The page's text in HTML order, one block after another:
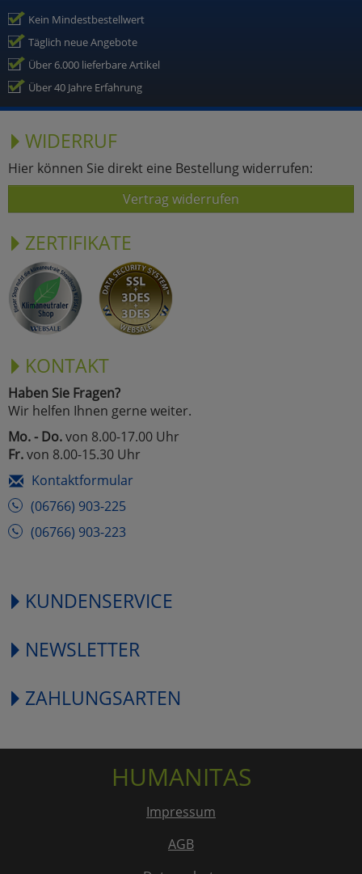
Kein Mindestbestellwert
Täglich neue Angebote
Über 6.000 lieferbare Artikel
Über 40 Jahre Erfahrung
WIDERRUF
Hier können Sie direkt eine Bestellung widerrufen:
Vertrag widerrufen
ZERTIFIKATE
KONTAKT
Haben Sie Fragen?
Wir helfen Ihnen gerne weiter.
Mo. - Do.von 8.00-17.00 Uhr
Fr.von 8.00-15.30 Uhr
Kontaktformular
(06766) 903-225
(06766) 903-223
KUNDENSERVICE
NEWSLETTER
ZAHLUNGSARTEN
HUMANITAS
Impressum
AGB